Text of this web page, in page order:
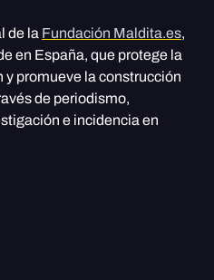
de la Fundación Maldita.es,
en España, que protege la
promueve la construcción
de periodismo,
e incidencia en